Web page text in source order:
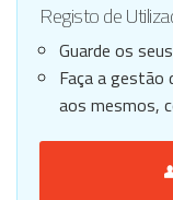
Registo de
Guarde os
Faça a gestão
aos mesmos,